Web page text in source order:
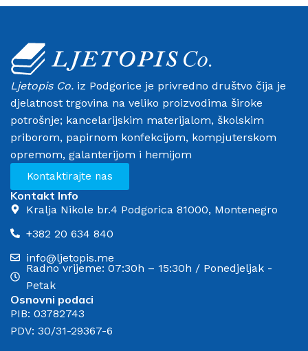
Ljetopis Co. iz Podgorice je privredno društvo čija je
djelatnost trgovina na veliko proizvodima široke
potrošnje; kancelarijskim materijalom, školskim
priborom, papirnom konfekcijom, kompjuterskom
opremom, galanterijom i hemijom
Kontaktirajte nas
Kontakt Info
Kralja Nikole br.4 Podgorica 81000, Montenegro
+382 20 634 840
info@ljetopis.me
Radno vrijeme: 07:30h – 15:30h / Ponedjeljak -
Petak
Osnovni podaci
PIB: 03782743
PDV: 30/31-29367-6